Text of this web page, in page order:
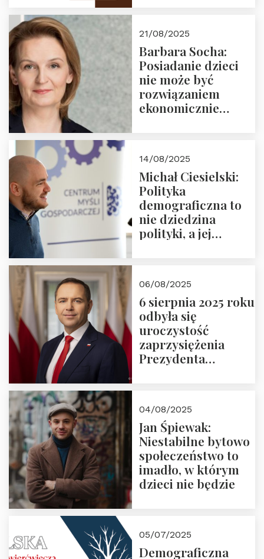
Nowego
Ćwierćwiecza”
21/08/2025
Barbara Socha:
Posiadanie dzieci
nie może być
rozwiązaniem
ekonomicznie
14/08/2025
Michał Ciesielski:
Polityka
demograficzna to
nie dziedzina
polityki, a jej
06/08/2025
6 sierpnia 2025 roku
odbyła się
uroczystość
zaprzysiężenia
Prezydenta
Nawrockiego
04/08/2025
Jan Śpiewak:
Niestabilne bytowo
społeczeństwo to
imadło, w którym
dzieci nie będzie
05/07/2025
Demograficzna